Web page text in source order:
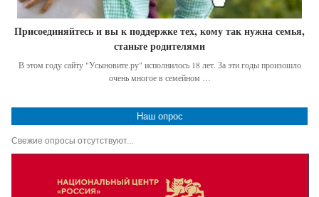
Присоединяйтесь и вы к поддержке тех, кому так нужна семья,
станьте родителями
В этом году сайту "Усыновите.ру" исполнилось 18 лет. За эти годы произошло
очень многое в семейном …
Наш опрос
Свежие опросы отсутствуют...